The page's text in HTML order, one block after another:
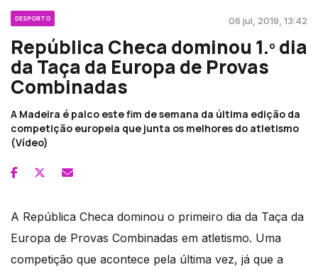
DESPORTO 06 jul, 2019, 13:42
República Checa dominou 1.º dia
da Taça da Europa de Provas
Combinadas
A Madeira é palco este fim de semana da última edição da
competição europeia que junta os melhores do atletismo
(Vídeo)
A República Checa dominou o primeiro dia da Taça da
Europa de Provas Combinadas em atletismo. Uma
competição que acontece pela última vez, já que a